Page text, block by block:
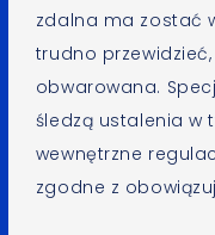
zdalna ma zostać
trudno
obwarowana.
śledzą ustalenia w
wewnętrzne
zgodne z